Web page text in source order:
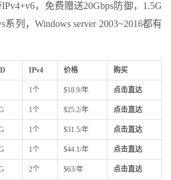
，免费赠送20Gbps防御，1.5G
列，Windows server 2003~2016都有
IPv4 价格 购买
1个 $18.9/年 点击直达
1个 $25.2/年 点击直达
1个 $31.5/年 点击直达
1个 $44.1/年 点击直达
2个 $63/年 点击直达